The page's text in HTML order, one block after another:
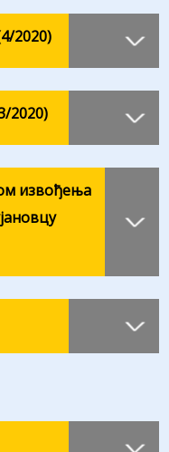
2020)
2020)
извођења